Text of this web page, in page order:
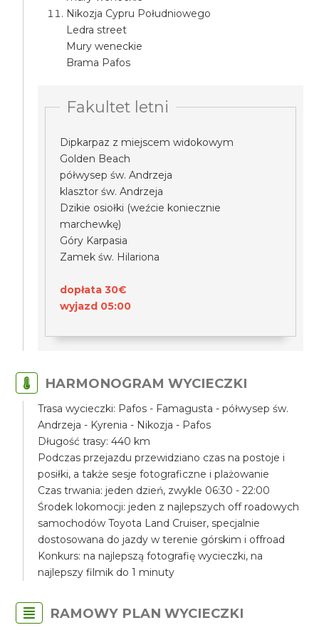
Nikozja Cypru Południowego
Ledra street
Mury weneckie
Brama Pafos
Fakultet letni
Dipkarpaz z miejscem widokowym
Golden Beach
półwysep św. Andrzeja
klasztor św. Andrzeja
Dzikie osiołki (weźcie koniecznie
marchewkę)
Góry Karpasia
Zamek św. Hilariona
dopłata 30€
wyjazd 05:00
HARMONOGRAM WYCIECZKI
Trasa wycieczki: Pafos - Famagusta - półwysep św.
Andrzeja - Kyrenia - Nikozja - Pafos
Długość trasy: 440 km
Podczas przejazdu przewidziano czas na postoje i
posiłki, a także sesje fotograficzne i plażowanie
Czas trwania: jeden dzień, zwykle 06:30 - 22:00
Środek lokomocji: jeden z najlepszych off roadowych
samochodów Toyota Land Cruiser, specjalnie
dostosowana do jazdy w terenie górskim i offroad
Konkurs: na najlepszą fotografię wycieczki, na
najlepszy filmik do 1 minuty
RAMOWY PLAN WYCIECZKI